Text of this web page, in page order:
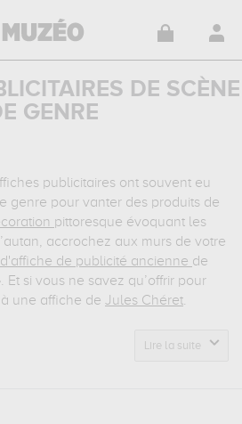
DE SCÈNE
GENRE
publicitaires ont souvent eu
genre pour vanter des produits de
pittoresque évoquant les
accrochez aux murs de votre
de publicité ancienne de
Et si vous ne savez qu’offrir pour
une affiche de Jules Chéret.
Lire la suite